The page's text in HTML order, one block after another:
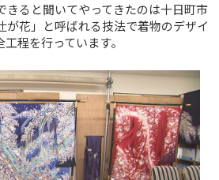
きると聞いてやってきたのは十日町市
が花」と呼ばれる技法で着物のデザイ
程を行っています。